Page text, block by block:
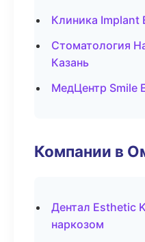
Клиника Implant
Стоматология
Казань
МедЦентр Smile
Компании в
Дентал Esthetic
наркозом